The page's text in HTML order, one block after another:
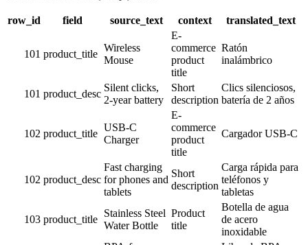
row_id field source_text context translated_text
101 product_title
Wireless
Mouse
E-
commerce
product
title
Ratón
inalámbrico
101 product_desc
Silent clicks,
2-year battery
Short
description
Clics silenciosos,
batería de 2 años
102 product_title
USB-C
Charger
E-
commerce
product
title
Cargador USB-C
102 product_desc
Fast charging
for phones and
tablets
Short
description
Carga rápida para
teléfonos y
tabletas
103 product_title
Stainless Steel
Water Bottle
Product
title
Botella de agua
de acero
inoxidable